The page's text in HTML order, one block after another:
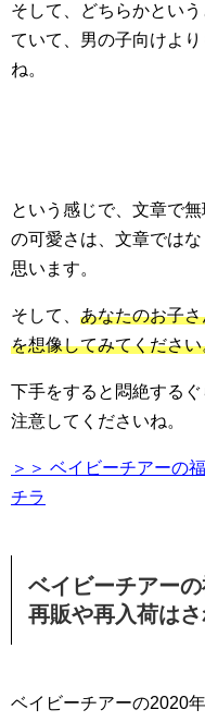
そして、どちらかとい
ていて、男の子向けよ
ね。
という感じで、文章で
の可愛さは、文章では
思います。
そして、 あなたのお子
を想像してみてください
下手をすると悶絶する
注意してくださいね。
＞＞ ベイビーチアーの
チラ
ベイビーチアーの
再販や再入荷はさ
ベイビーチアーの2020